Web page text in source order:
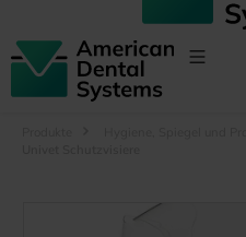
Bildergalerie überspringen